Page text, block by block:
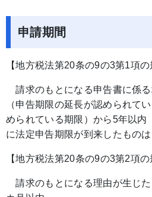
申請期間
【地方税法第20条の9の3第1項の
請求のもとになる申告書に係
（申告期限の延長が認められて
められている期限）から5年以内
に法定申告期限が到来したものは
【地方税法第20条の9の3第2項の
請求のもとになる理由が生じ